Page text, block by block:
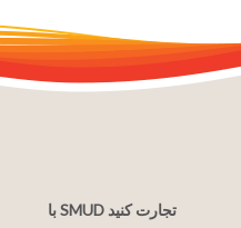
با SMUD تجارت کنید